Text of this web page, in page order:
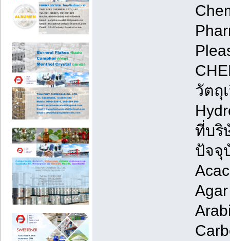
วัตถุ
ที่บริ
ปัจจุ